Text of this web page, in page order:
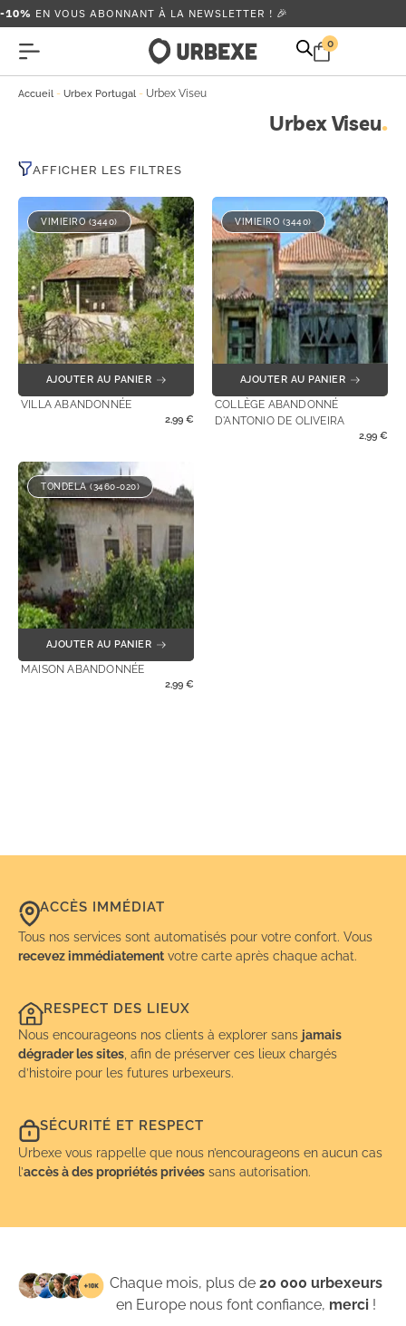
-10% EN VOUS ABONNANT À LA NEWSLETTER ! 🎉
0
Accueil - Urbex Portugal - Urbex Viseu
Urbex Viseu
AFFICHER LES FILTRES
VIMIEIRO (3440)
AJOUTER AU PANIER
VILLA ABANDONNÉE
2,99 €
VIMIEIRO (3440)
AJOUTER AU PANIER
COLLÈGE ABANDONNÉ
D'ANTONIO DE OLIVEIRA
2,99 €
TONDELA (3460-020)
AJOUTER AU PANIER
MAISON ABANDONNÉE
2,99 €
ACCÈS IMMÉDIAT
Tous nos services sont automatisés pour votre confort. Vous
recevez immédiatement votre carte après chaque achat.
RESPECT DES LIEUX
Nous encourageons nos clients à explorer sans jamais
dégrader les sites , afin de préserver ces lieux chargés
d’histoire pour les futures urbexeurs.
SÉCURITÉ ET RESPECT
Urbexe vous rappelle que nous n’encourageons en aucun cas
l’accès à des propriétés privées sans autorisation.
Chaque mois, plus de20 000 urbexeurs
en Europe nous font confiance, merci !